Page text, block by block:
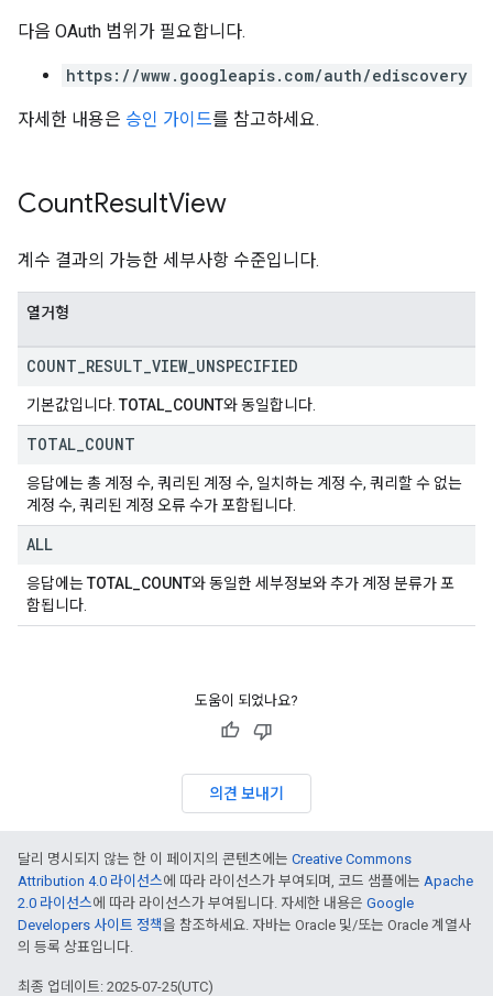
다음 OAuth 범위가 필요합니다.
https://www.googleapis.com/auth/ediscovery
자세한 내용은 승인 가이드를 참고하세요.
CountResultView
계수 결과의 가능한 세부사항 수준입니다.
열거형
COUNT RESULT VIEW_ UNSPECIFIED
기본값입니다. TOTAL_COUNT와 동일합니다.
TOTAL COUNT
응답에는 총 계정 수, 쿼리된 계정 수, 일치하는 계정 수, 쿼리할 수 없는
계정 수, 쿼리된 계정 오류 수가 포함됩니다.
ALL
응답에는TOTAL_COUNT와 동일한 세부정보와 추가 계정 분류가 포
함됩니다.
도움이 되었나요?
의견 보내기
달리 명시되지 않는 한 이 페이지의 콘텐츠에는 Creative Commons
Attribution 4.0 라이선스에 따라 라이선스가 부여되며, 코드 샘플에는 Apache
2.0 라이선스에 따라 라이선스가 부여됩니다. 자세한 내용은 Google
Developers 사이트 정책을 참조하세요. 자바는 Oracle 및/또는 Oracle 계열사
의 등록 상표입니다.
최종 업데이트: 2025-07-25(UTC)